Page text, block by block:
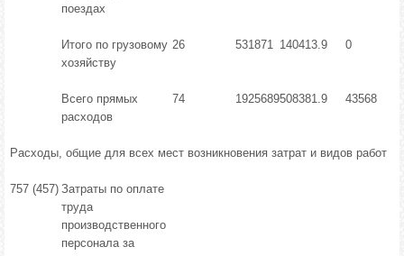
поездах
Итого по грузовому
хозяйству
26 531871 140413.9 0
Всего прямых
расходов
74 1925689508381.9 43568
Расходы, общие для всех мест возникновения затрат и видов работ
757 (457) Затраты по оплате
труда
производственного
персонала за